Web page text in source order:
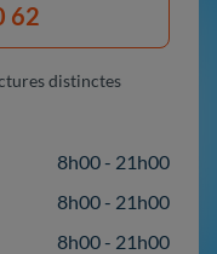
62
distinctes
8h00 - 21h00
8h00 - 21h00
8h00 - 21h00